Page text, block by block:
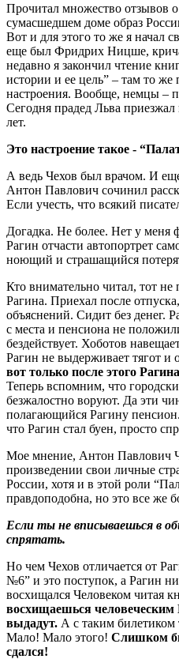
Прочитал множество отзывов
сумасшедшем доме образ
Вот и для этого то же я начал
еще был Фридрих Ницше,
недавно я закончил чтение
истории и ее цель” – там то же
настроения. Вообще, немцы –
Сегодня прадед Льва
лет.
Это настроение такое -
А ведь Чехов был врачом. И
Антон Павлович сочинил
Если учесть, что всякий
Догадка. Не более. Нет у меня
Рагин отчасти автопортрет
ноющий и страшащийся
Кто внимательно читал, тот
Рагина. Приехал после
объяснений. Сидит без денег.
с места и пенсиона не
бездействует. Хоботов
Рагин не выдерживает тягот
вот только после этого
Теперь вспомним, что
безжалостно воруют. Да эти
полагающийся Рагину
что Рагин стал буен, просто
Мое мнение, Антон Павлович
произведении свои личные
России, хотя и в этой роли
правдоподобна, но это все же
Если ты не вписываешься в
спрятать.
Но чем Чехов отличается от
№6” и это поступок, а Рагин
восхищался Человеком читая
восхищаешься человеческим
выдадут. А с таким
Мало! Мало этого! Слишком
сдался!